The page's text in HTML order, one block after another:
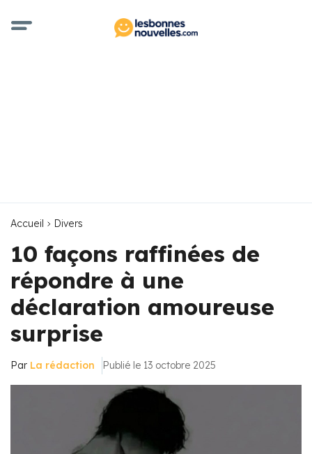
Accueil Divers
10 façons raffinées de
répondre à une
déclaration amoureuse
surprise
Par La rédaction Publié le 13 octobre 2025